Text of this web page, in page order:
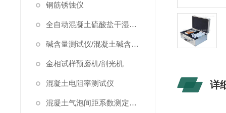
钢筋锈蚀仪
全自动混凝土硫酸盐干湿循环试验箱
碱含量测试仪/混凝土碱含量测试仪
金相试样预磨机/剖光机
混凝土电阻率测试仪
混凝土气泡间距系数测定仪/气泡仪
详